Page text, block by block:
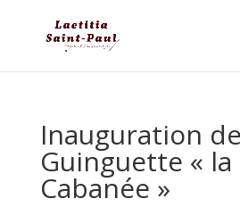
Inauguration
Guinguette « la
Cabanée »